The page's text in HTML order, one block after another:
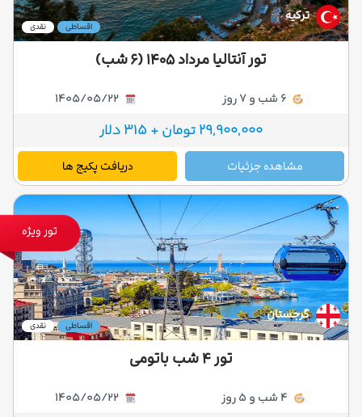
ترکیه
نقدی اقساطی
تور آنتالیا مرداد ۱۴۰۵ (۶ شب)
29,900,000 تومان + 315 دلار
مشاهده جزئیات دریافت پکیج ها
تور ویژه
گرجستان
نقدی اقساطی
تور ۴ شب باتومی